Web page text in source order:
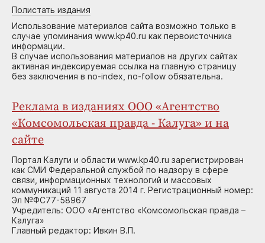
Полистать издания
Использование материалов сайта возможно только в
случае упоминания www.kp40.ru как первоисточника
информации.
В случае использования материалов на других сайтах
активная индексируемая ссылка на главную страницу
без заключения в no-index, no-follow обязательна.
Реклама в изданиях ООО «Агентство
«Комсомольская правда - Калуга» и на
сайте
Портал Калуги и области www.kp40.ru зарегистрирован
как СМИ Федеральной службой по надзору в сфере
связи, информационных технологий и массовых
коммуникаций 11 августа 2014 г. Регистрационный номер:
Эл №ФС77-58967
Учредитель: ООО «Агентство «Комсомольская правда –
Калуга»
Главный редактор: Ивкин В.П.